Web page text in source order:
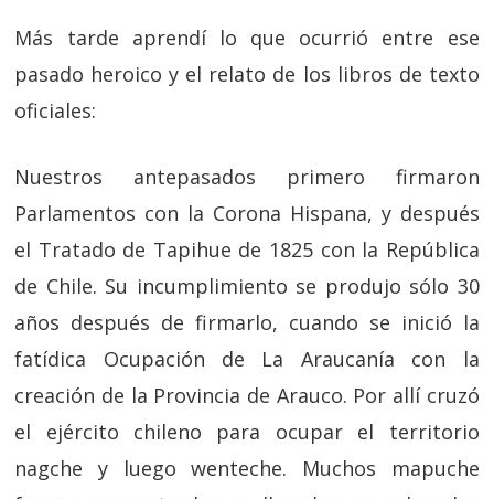
Más tarde aprendí lo que ocurrió entre ese
pasado heroico y el relato de los libros de texto
oficiales:
Nuestros antepasados primero firmaron
Parlamentos con la Corona Hispana, y después
el Tratado de Tapihue de 1825 con la República
de Chile. Su incumplimiento se produjo sólo 30
años después de firmarlo, cuando se inició la
fatídica Ocupación de La Araucanía con la
creación de la Provincia de Arauco. Por allí cruzó
el ejército chileno para ocupar el territorio
nagche y luego wenteche. Muchos mapuche